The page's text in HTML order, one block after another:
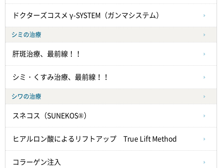
ドクターズコスメ γ-SYSTEM（ガンマシステム）
シミの治療
肝斑治療、最前線！！
シミ・くすみ治療、最前線！！
シワの治療
スネコス（SUNEKOS®）
ヒアルロン酸によるリフトアップ True Lift Method
コラーゲン注入